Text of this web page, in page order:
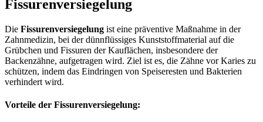
Fissurenversiegelung
Die Fissurenversiegelung ist eine präventive Maßnahme in der
Zahnmedizin, bei der dünnflüssiges Kunststoffmaterial auf die
Grübchen und Fissuren der Kauflächen, insbesondere der
Backenzähne, aufgetragen wird. Ziel ist es, die Zähne vor Karies zu
schützen, indem das Eindringen von Speiseresten und Bakterien
verhindert wird.
Vorteile der Fissurenversiegelung: